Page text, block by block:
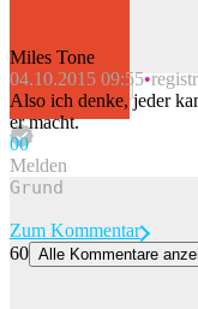
Beitrag melden
Miles Tone
04.10.2015 09:55
Also ich denke, jeder
er macht.
00
Melden
Zum Kommentar
60 Alle Kommentare